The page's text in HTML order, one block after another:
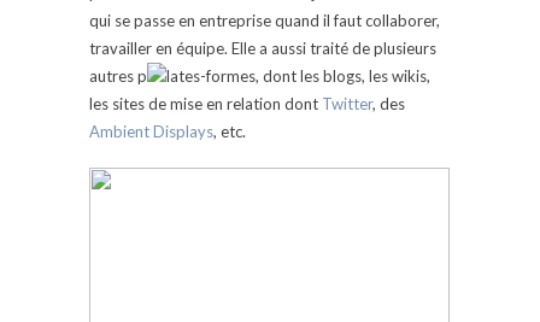
qui se passe en entreprise quand il faut collaborer,
travailler en équipe. Elle a aussi traité de plusieurs
autres p
lates-formes, dont les blogs, les wikis,
les sites de mise en relation dont Twitter, des
Ambient Displays, etc.